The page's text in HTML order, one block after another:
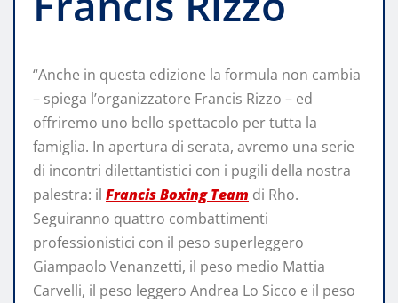
“Anche in questa edizione la formula non cambia
– spiega l’organizzatore Francis Rizzo – ed
offriremo uno bello spettacolo per tutta la
famiglia. In apertura di serata, avremo una serie
di incontri dilettantistici con i pugili della nostra
palestra: il Francis Boxing Team di Rho.
Seguiranno quattro combattimenti
professionistici con il peso superleggero
Giampaolo Venanzetti, il peso medio Mattia
Carvelli, il peso leggero Andrea Lo Sicco e il peso